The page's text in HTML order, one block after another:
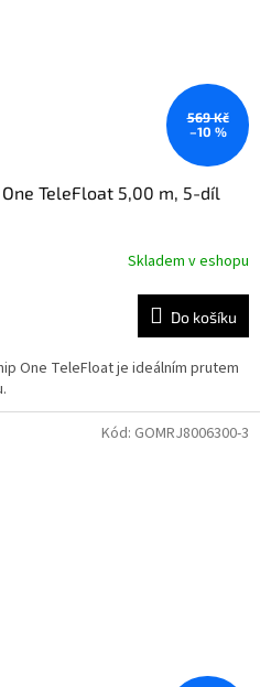
569 Kč
–10 %
TeleFloat 5,00 m, 5-díl
Skladem v eshopu
Do košíku
One TeleFloat je ideálním prutem
Kód: GOMRJ8006300-3